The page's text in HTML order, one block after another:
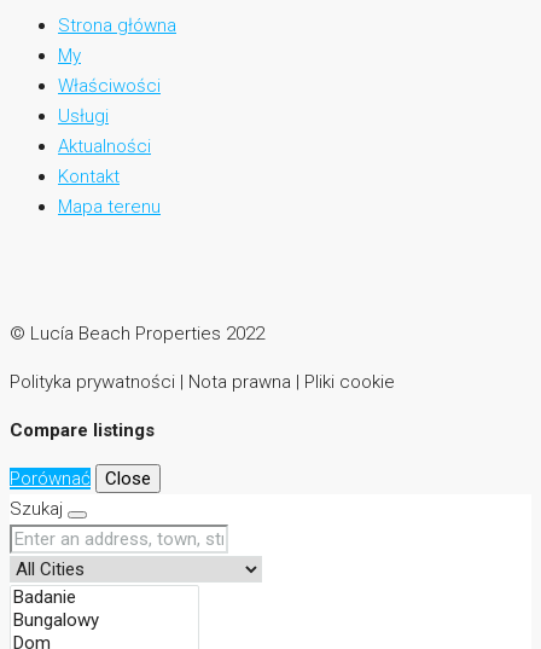
Strona główna
My
Właściwości
Usługi
Aktualności
Kontakt
Mapa terenu
© Lucía Beach Properties 2022
Polityka prywatności | Nota prawna | Pliki cookie
Compare listings
Porównać
Close
Szukaj